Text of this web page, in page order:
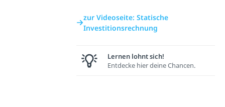
zur Videoseite: Statische
Investitionsrechnung
Lernen lohnt sich!
Entdecke hier deine Chancen.